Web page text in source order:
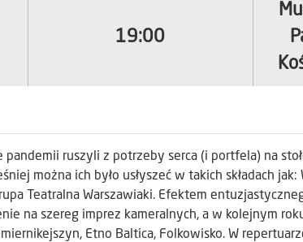
19:00
pandemii ruszyli z potrzeby serca (i portfela) na
można ich było usłyszeć w takich składach jak:
Teatralna Warszawiaki. Efektem
na szereg imprez kameralnych, a w kolejnym
Etno Baltica, Folkowisko. W